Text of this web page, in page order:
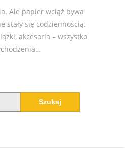
Ale papier wciąż bywa
stały się codziennością.
akcesoria – wszystko